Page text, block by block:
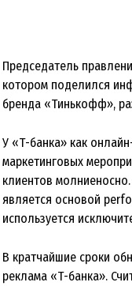
Председатель
котором поделился
бренда «Тинькофф»,
У «Т-банка» как
маркетинговых
клиентов
является основой
используется
В кратчайшие сроки
реклама «Т-банка».